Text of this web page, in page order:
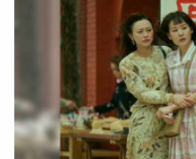
傳與譴責。據了解，這名新
子。他透過支付金錢的方式
在馬爾賈地區的家中操辦了
在婚禮當天結束後被丈夫
了這場婚禮，要求中止這場
他的丈夫帶她回家完成這段
於輿論壓力，曾短暫居留這